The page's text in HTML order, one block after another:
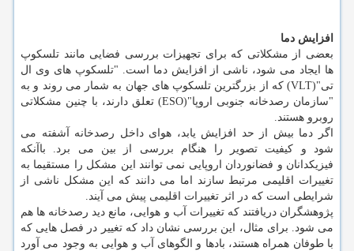
افزایش دما
بعضی از مشکلاتی که برای تجهیزات بررسی فضایی مانند تلسکوپ
ها ایجاد می شود، ناشی از افزایش دما است. "تلسکوپ های وی ال
تی"(VLT) که از بزرگترین تلسکوپ های جهان به شمار می روند و به
"سازمان رصدخانه جنوبی اروپا"(ESO) تعلق دارند، با چنین مشکلاتی
روبرو هستند.
اگر دما بیش از حد افزایش یابد، هوای داخل رصدخانه آشفته می
شود و کیفیت تصویر را هنگام بررسی از بین می برد. باآنکه
فیزیکدانان و فضانوردان اروپایی نمی توانند این مشکل را مستقیما به
تغییرات اقلیمی مرتبط سازند اما می دانند که این مشکل ناشی از
شرایطی است که در اثر تغییرات اقلیمی پیش می آیند.
پژوهشگران دریافتند که تغییرات آب و هوایی، مانع دید رصدخانه ها هم
می شود. برای مثال، این بررسی نشان داد که تغییر در فصل هایی که
با طوفان همراه هستند، بادها و الگوهای آب و هوایی به وجود می آورد